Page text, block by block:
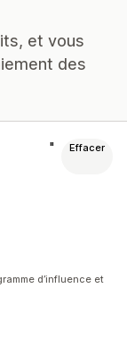
et vous
des
Effacer
d’influence et